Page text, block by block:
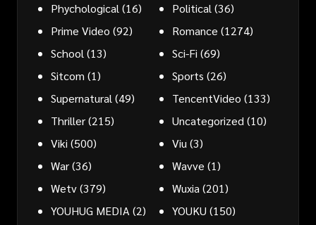
Phychological(16) Political(36)
Prime Video (92) Romance (1274)
School(13) Sci-Fi (69)
Sitcom (1) Sports (26)
Supernatural(49) TencentVideo (133)
Thriller(215) Uncategorized(10)
Viki (500) Viu(3)
War(36) Wavve (1)
Wetv(379) Wuxia(201)
YOUHUG MEDIA(2) YOUKU (150)